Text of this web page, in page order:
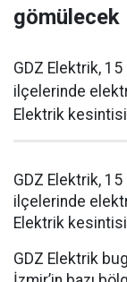
gömülecek
GDZ Elektrik,
ilçelerinde
Elektrik
GDZ Elektrik,
ilçelerinde
Elektrik
GDZ Elektrik